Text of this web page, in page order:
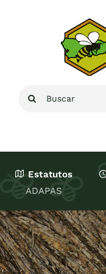
Buscar:
Recursos
Estatutos
ADAPAS